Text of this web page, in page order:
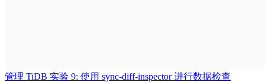
管理 TiDB 实验 9: 使用 sync-diff-inspector 进行数据检查